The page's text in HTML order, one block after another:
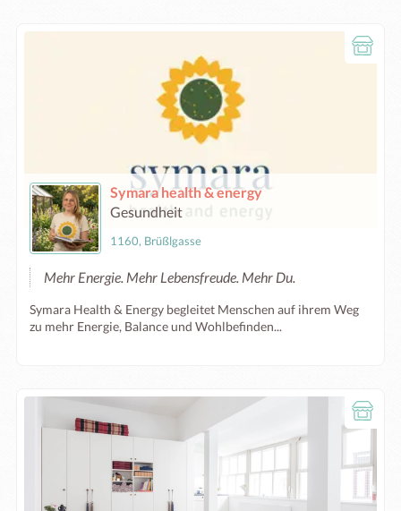
Symara health & energy
Gesundheit
1160, Brüßlgasse
Mehr Energie. Mehr Lebensfreude. Mehr Du.
Symara Health & Energy begleitet Menschen auf ihrem Weg
zu mehr Energie, Balance und Wohlbefinden...